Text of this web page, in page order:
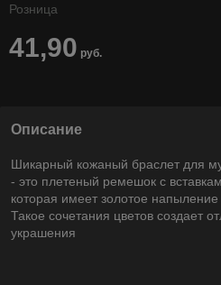
Розница
41,90 руб.
Описание
Шикарный кожаный браслет для
- это плетеный ремешок с
которая имеет золотое
Такое сочетания цветов создает
украшения